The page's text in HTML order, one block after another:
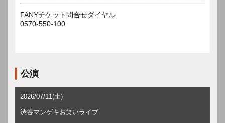
FANYチケット問合せダイヤル
0570-550-100
公演
2026/07/11(土)
渋谷マンゲキお笑いライブ